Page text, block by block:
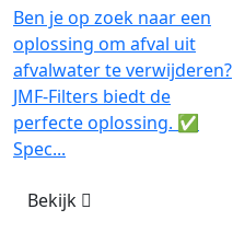
Ben je op zoek naar een
oplossing om afval uit
afvalwater te verwijderen?
JMF-Filters biedt de
perfecte oplossing. ✅
Spec...
Bekijk